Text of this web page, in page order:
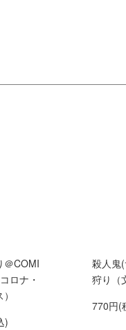
＠COMI
ロナ・
)
殺人鬼
狩り（
770円(